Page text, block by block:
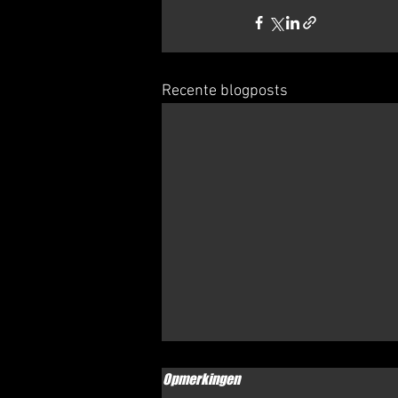
Recente blogposts
Etten-Leur / Belfeld / Apeldoorn 4
febr. 2024
Opmerkingen